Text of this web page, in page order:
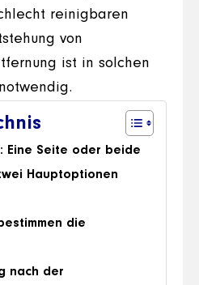
reinigbaren
von
ist in solchen
Eine Seite oder beide
Hauptoptionen
die
nach der